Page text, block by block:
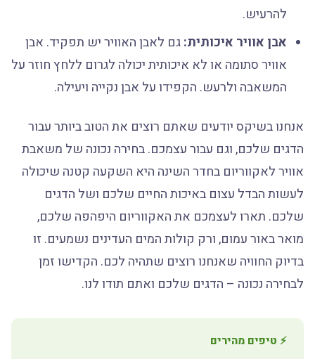
להרעיש.
אבן אוויר איכותית:גם לאבן האוויר יש תפקיד. אבן
אוויר סתומה או לא איכותית יכולה לגרום ללחץ חוזר על
המשאבה ולרעש. הקפידו על אבן נקייה ויעילה.
אנחנו בשיקס יודעים שאתם רוצים את הטוב ביותר עבור
הדגים שלכם, וגם עבור עצמכם. בחירה נכונה של משאבת
אוויר לאקווריום בחדר השינה היא השקעה קטנה שיכולה
לעשות הבדל עצום באיכות החיים שלכם ושל הדגים
שלכם. תארו לעצמכם את האקווריום היפהפה שלכם,
מואר באור עמום, ורק קולות המים העדינים נשמעים. זו
בדיוק החוויה שאנחנו רוצים שתהיה לכם. הקדישו זמן
לבחירה נכונה – הדגים שלכם ואתם תודו לנו.
⚡ טיפים מהירים